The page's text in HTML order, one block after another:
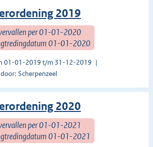
2019
per 01-01-2020
01-01-2020
01-01-2019 t/m 31-12-2019
Scherpenzeel
2020
per 01-01-2021
01-01-2021